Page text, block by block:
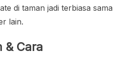
di taman jadi terbiasa sama
lain.
& Cara